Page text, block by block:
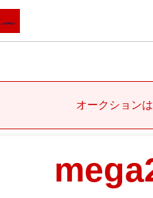
オークション